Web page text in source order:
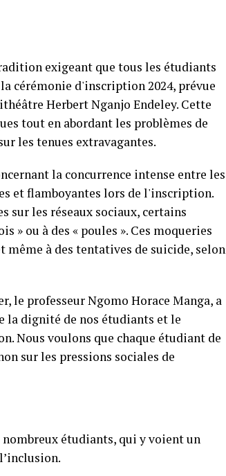
exigeant que tous les étudiants
cérémonie d'inscription 2024, prévue
Herbert Nganjo Endeley. Cette
tout en abordant les problèmes de
les tenues extravagantes.
la concurrence intense entre les
et flamboyantes lors de l'inscription.
les réseaux sociaux, certains
» ou à des « poules ». Ces moqueries
même à des tentatives de suicide, selon
le professeur Ngomo Horace Manga, a
la dignité de nos étudiants et le
Nous voulons que chaque étudiant de
sur les pressions sociales de
étudiants, qui y voient un